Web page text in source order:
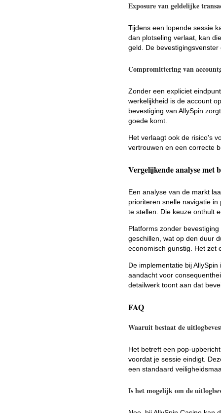
Exposure van geldelijke
Tijdens een lopende sessie
dan plotseling verlaat, kan
geld. De
Compromittering van
Zonder een expliciet
werkelijkheid is de account
bevestiging van AllySpin
goede komt.
Het verlaagt ook de risico's
vertrouwen en een correcte
Vergelijkende analyse met
Een analyse van de markt
prioriteren snelle navigatie
te stellen. Die keuze onthult
Platforms zonder
geschillen, wat op den duur
economisch gunstig. Het zet
De implementatie bij
aandacht voor
detailwerk toont aan dat
FAQ
Waaruit bestaat de
Het betreft een pop-
voordat je sessie eindigt.
een standaard
Is het mogelijk om de